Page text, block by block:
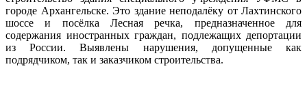
городе Архангельске. Это здание неподалёку от Лахтинского
шоссе и посёлка Лесная речка, предназначенное для
содержания иностранных граждан, подлежащих депортации
из России. Выявлены нарушения, допущенные как
подрядчиком, так и заказчиком строительства.